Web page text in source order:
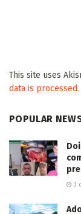
This site uses
data is processed.
POPULAR
3